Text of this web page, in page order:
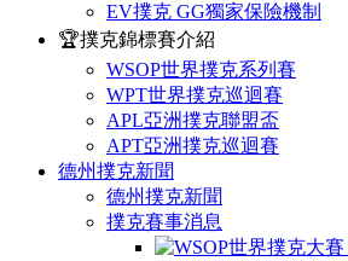
EV撲克 GG獨家保險機制
🏆撲克錦標賽介紹
WSOP世界撲克系列賽
WPT世界撲克巡迴賽
APL亞洲撲克聯盟盃
APT亞洲撲克巡迴賽
德州撲克新聞
德州撲克新聞
撲克賽事消息